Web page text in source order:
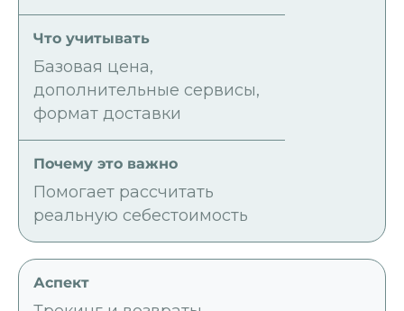
Базовая цена,
дополнительные сервисы,
формат доставки
Помогает рассчитать
реальную себестоимость